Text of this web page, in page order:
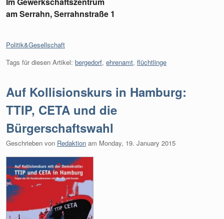
am Serrahn, Serrahnstraße 1
Kategorien:
Politik&Gesellschaft
Tags für diesen Artikel: bergedorf, ehrenamt, flüchtlinge
Auf Kollisionskurs in Hamburg:
TTIP, CETA und die
Bürgerschaftswahl
Geschrieben von Redaktion am Monday, 19. January 2015